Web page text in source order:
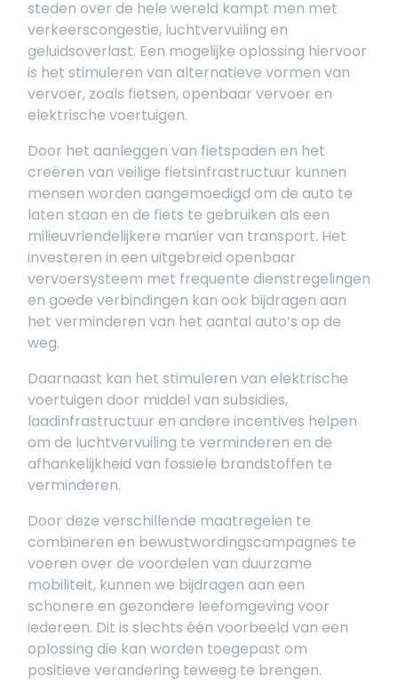
steden over de hele wereld kampt men met
verkeerscongestie, luchtvervuiling en
geluidsoverlast. Een mogelijke oplossing hiervoor
is het stimuleren van alternatieve vormen van
vervoer, zoals fietsen, openbaar vervoer en
elektrische voertuigen.
Door het aanleggen van fietspaden en het
creëren van veilige fietsinfrastructuur kunnen
mensen worden aangemoedigd om de auto te
laten staan en de fiets te gebruiken als een
milieuvriendelijkere manier van transport. Het
investeren in een uitgebreid openbaar
vervoersysteem met frequente dienstregelingen
en goede verbindingen kan ook bijdragen aan
het verminderen van het aantal auto’s op de
weg.
Daarnaast kan het stimuleren van elektrische
voertuigen door middel van subsidies,
laadinfrastructuur en andere incentives helpen
om de luchtvervuiling te verminderen en de
afhankelijkheid van fossiele brandstoffen te
verminderen.
Door deze verschillende maatregelen te
combineren en bewustwordingscampagnes te
voeren over de voordelen van duurzame
mobiliteit, kunnen we bijdragen aan een
schonere en gezondere leefomgeving voor
iedereen. Dit is slechts één voorbeeld van een
oplossing die kan worden toegepast om
positieve verandering teweeg te brengen.